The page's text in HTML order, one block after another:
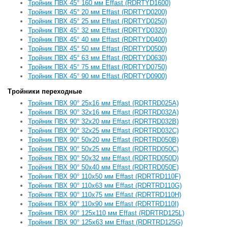
Тройник ПВХ 45° 160 мм Effast (RDRTYD1600)
Тройник ПВХ 45° 20 мм Effast (RDRTYD0200)
Тройник ПВХ 45° 25 мм Effast (RDRTYD0250)
Тройник ПВХ 45° 32 мм Effast (RDRTYD0320)
Тройник ПВХ 45° 40 мм Effast (RDRTYD0400)
Тройник ПВХ 45° 50 мм Effast (RDRTYD0500)
Тройник ПВХ 45° 63 мм Effast (RDRTYD0630)
Тройник ПВХ 45° 75 мм Effast (RDRTYD0750)
Тройник ПВХ 45° 90 мм Effast (RDRTYD0900)
Тройники переходные
Тройник ПВХ 90° 25x16 мм Effast (RDRTRD025A)
Тройник ПВХ 90° 32x16 мм Effast (RDRTRD032A)
Тройник ПВХ 90° 32x20 мм Effast (RDRTRD032B)
Тройник ПВХ 90° 32x25 мм Effast (RDRTRD032C)
Тройник ПВХ 90° 50x20 мм Effast (RDRTRD050B)
Тройник ПВХ 90° 50x25 мм Effast (RDRTRD050C)
Тройник ПВХ 90° 50x32 мм Effast (RDRTRD050D)
Тройник ПВХ 90° 50x40 мм Effast (RDRTRD050E)
Тройник ПВХ 90° 110x50 мм Effast (RDRTRD110F)
Тройник ПВХ 90° 110x63 мм Effast (RDRTRD110G)
Тройник ПВХ 90° 110x75 мм Effast (RDRTRD110H)
Тройник ПВХ 90° 110x90 мм Effast (RDRTRD110I)
Тройник ПВХ 90° 125x110 мм Effast (RDRTRD125L)
Тройник ПВХ 90° 125x63 мм Effast (RDRTRD125G)